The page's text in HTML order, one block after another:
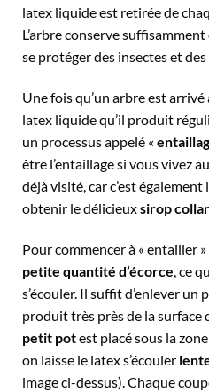
latex liquide est retirée de
L’arbre conserve
se protéger des insectes et
Une fois qu’un arbre est arrivé
latex liquide qu’il produit
un processus appelé «
être l’entaillage si vous vivez
déjà visité, car c’est
obtenir le délicieuxsirop
Pour commencer à « entailler
petite quantité d’écorce, ce
s’écouler. Il suffit d’enlever un
produit très près de la surface
petit potest placé sous la
on laisse le latex s’écouler
image ci-dessus). Chaque